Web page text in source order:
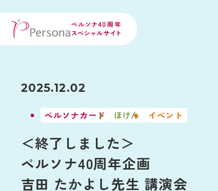
2025.12.02
ペルソナカード ほけん イベント
＜終了しました＞
ペルソナ40周年企画
吉田 たかよし先生 講演会